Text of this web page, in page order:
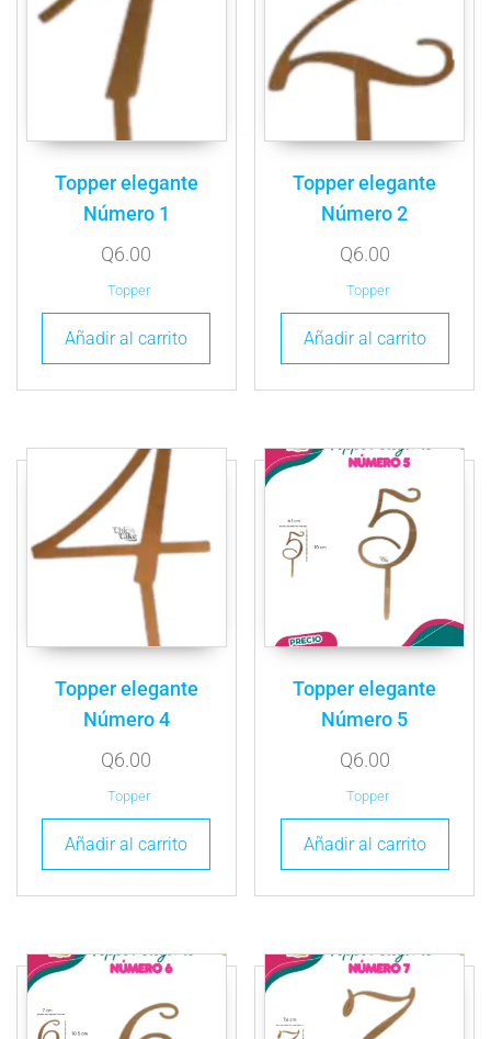
Topper elegante
Número 1
Q6.00
Topper
Añadir al carrito
Topper elegante
Número 2
Q6.00
Topper
Añadir al carrito
Topper elegante
Número 4
Q6.00
Topper
Añadir al carrito
Topper elegante
Número 5
Q6.00
Topper
Añadir al carrito